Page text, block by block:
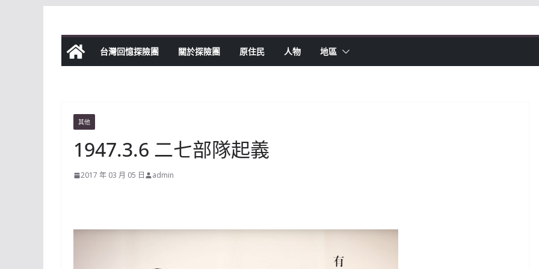
content
台灣回憶探險團 關於探險團 原住民 人物 地區
其他
1947.3.6 二七部隊起義
2017 年 03 月 05 日 admin